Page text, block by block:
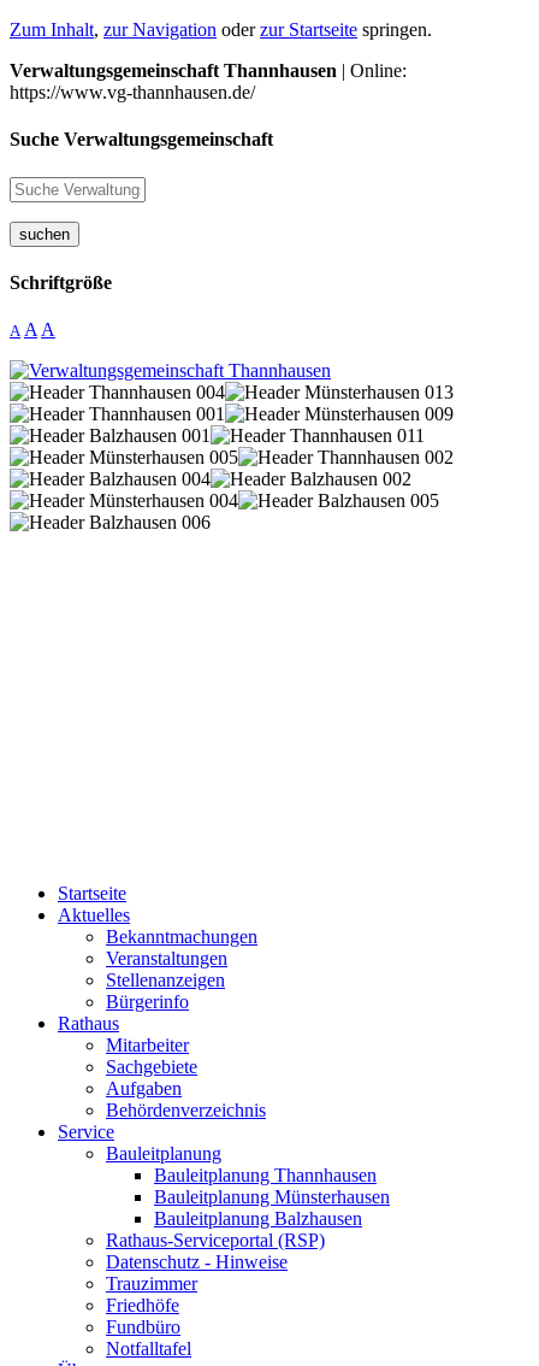
Zum Inhalt, zur Navigation oderzur Startseite springen.
Verwaltungsgemeinschaft Thannhausen | Online:
https://www.vg-thannhausen.de/
Suche Verwaltungsgemeinschaft
suchen
Schriftgröße
A A A
Startseite
Aktuelles
Bekanntmachungen
Veranstaltungen
Stellenanzeigen
Bürgerinfo
Rathaus
Mitarbeiter
Sachgebiete
Aufgaben
Behördenverzeichnis
Service
Bauleitplanung
Bauleitplanung Thannhausen
Bauleitplanung Münsterhausen
Bauleitplanung Balzhausen
Rathaus-Serviceportal (RSP)
Datenschutz - Hinweise
Trauzimmer
Friedhöfe
Fundbüro
Notfalltafel